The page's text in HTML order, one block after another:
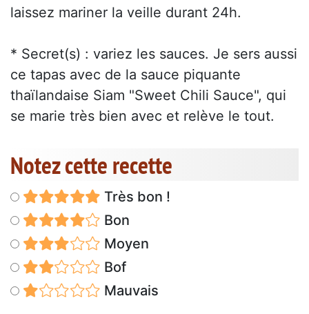
laissez mariner la veille durant 24h.
* Secret(s) : variez les sauces. Je sers aussi
ce tapas avec de la sauce piquante
thaïlandaise Siam "Sweet Chili Sauce", qui
se marie très bien avec et relève le tout.
Notez cette recette
Très bon !
Bon
Moyen
Bof
Mauvais